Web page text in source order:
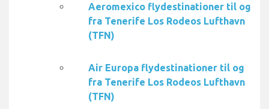
Aeromexico flydestinationer til og
fra Tenerife Los Rodeos Lufthavn
(TFN)
Air Europa flydestinationer til og
fra Tenerife Los Rodeos Lufthavn
(TFN)